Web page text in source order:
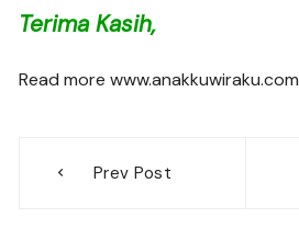
Terima Kasih,
Read more www.anakkuwiraku.com
navigation
Prev Post